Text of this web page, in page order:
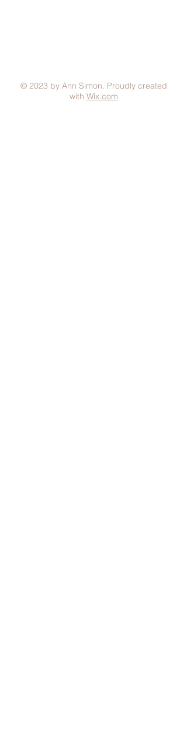
© 2023 by Ann Simon. Proudly created
with Wix.com